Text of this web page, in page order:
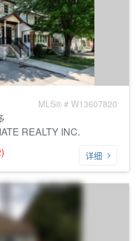
MLS® # W13607820
REALTY INC.
详细